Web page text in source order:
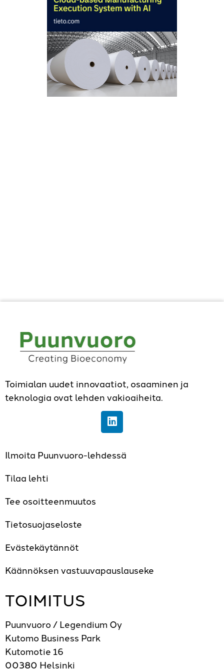
Toimialan uudet innovaatiot, osaaminen ja
teknologia ovat lehden vakioaiheita.
Ilmoita Puunvuoro-lehdessä
Tilaa lehti
Tee osoitteenmuutos
Tietosuojaseloste
Evästekäytännöt
Käännöksen vastuuvapauslauseke
TOIMITUS
Puunvuoro / Legendium Oy
Kutomo Business Park
Kutomotie 16
00380 Helsinki